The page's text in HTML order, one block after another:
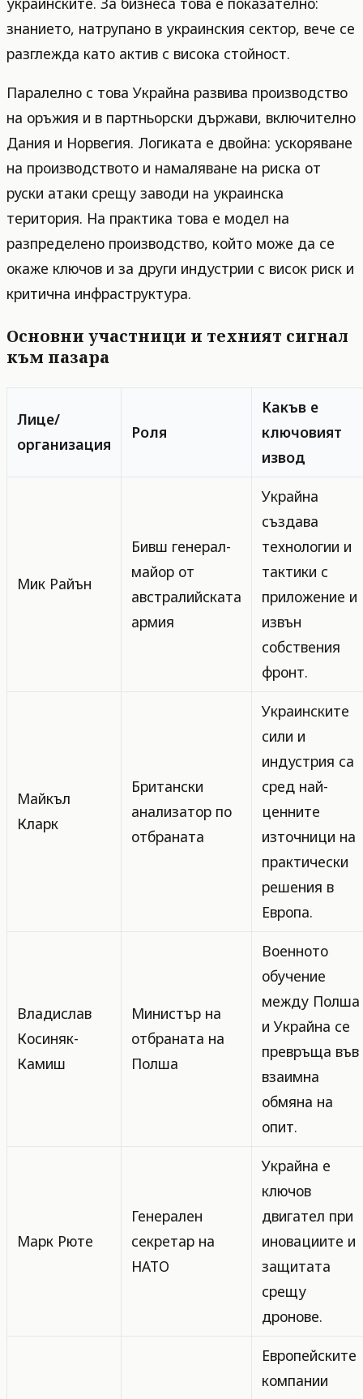
знанието, натрупано в украинския сектор, вече се
разглежда като актив с висока стойност.
Паралелно с това Украйна развива производство
на оръжия и в партньорски държави, включително
Дания и Норвегия. Логиката е двойна: ускоряване
на производството и намаляване на риска от
руски атаки срещу заводи на украинска
територия. На практика това е модел на
разпределено производство, който може да се
окаже ключов и за други индустрии с висок риск и
критична инфраструктура.
Основни участници и техният сигнал
към пазара
Лице/
организация
Роля
Какъв е
ключовият
извод
Мик Райън
Бивш генерал-
майор от
австралийската
армия
Украйна
създава
технологии и
тактики с
приложение и
извън
собствения
фронт.
Майкъл
Кларк
Британски
анализатор по
отбраната
Украинските
сили и
индустрия са
сред най-
ценните
източници на
практически
решения в
Европа.
Владислав
Косиняк-
Камиш
Министър на
отбраната на
Полша
Военното
обучение
между Полша
и Украйна се
превръща във
взаимна
обмяна на
опит.
Марк Рюте
Генерален
секретар на
НАТО
Украйна е
ключов
двигател при
иновациите и
защитата
срещу
дронове.
Европейските
компании